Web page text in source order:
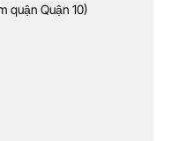
quận Quận 10)